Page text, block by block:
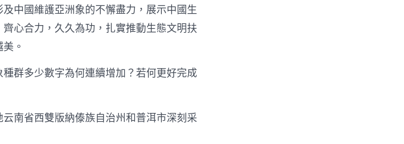
醫
〉
中國維護亞洲象的不懈盡力，展示中國生
心合力，久久為功，扎實推動生態文明扶
。
群多少數字為何連續增加？若何更好完成
南省西雙版納傣族自治州和普洱市深刻采